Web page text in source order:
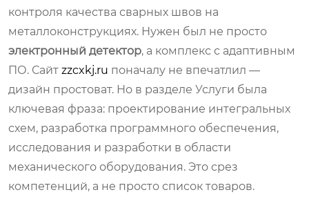
контроля качества сварных швов на
металлоконструкциях. Нужен был не просто
электронный детектор, а комплекс с адаптивным
ПО. Сайт zzcxkj.ru поначалу не впечатлил —
дизайн простоват. Но в разделе Услуги была
ключевая фраза: проектирование интегральных
схем, разработка программного обеспечения,
исследования и разработки в области
механического оборудования. Это срез
компетенций, а не просто список товаров.